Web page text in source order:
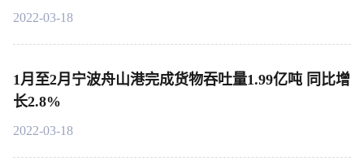
2022-03-18
1月至2月宁波舟山港完成货物吞吐量1.99亿吨 同比增
长2.8%
2022-03-18